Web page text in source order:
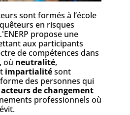
sont formés à l’école
en risques
propose une
aux participants
de compétences dans
où neutralité,
impartialitésont
des personnes qui
acteurs de changement
professionnels où